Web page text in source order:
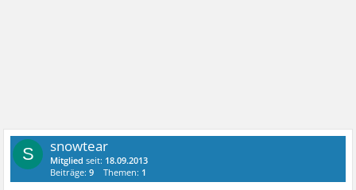
S snowtear
Mitglied seit: 18.09.2013
Beiträge:9 Themen: 1